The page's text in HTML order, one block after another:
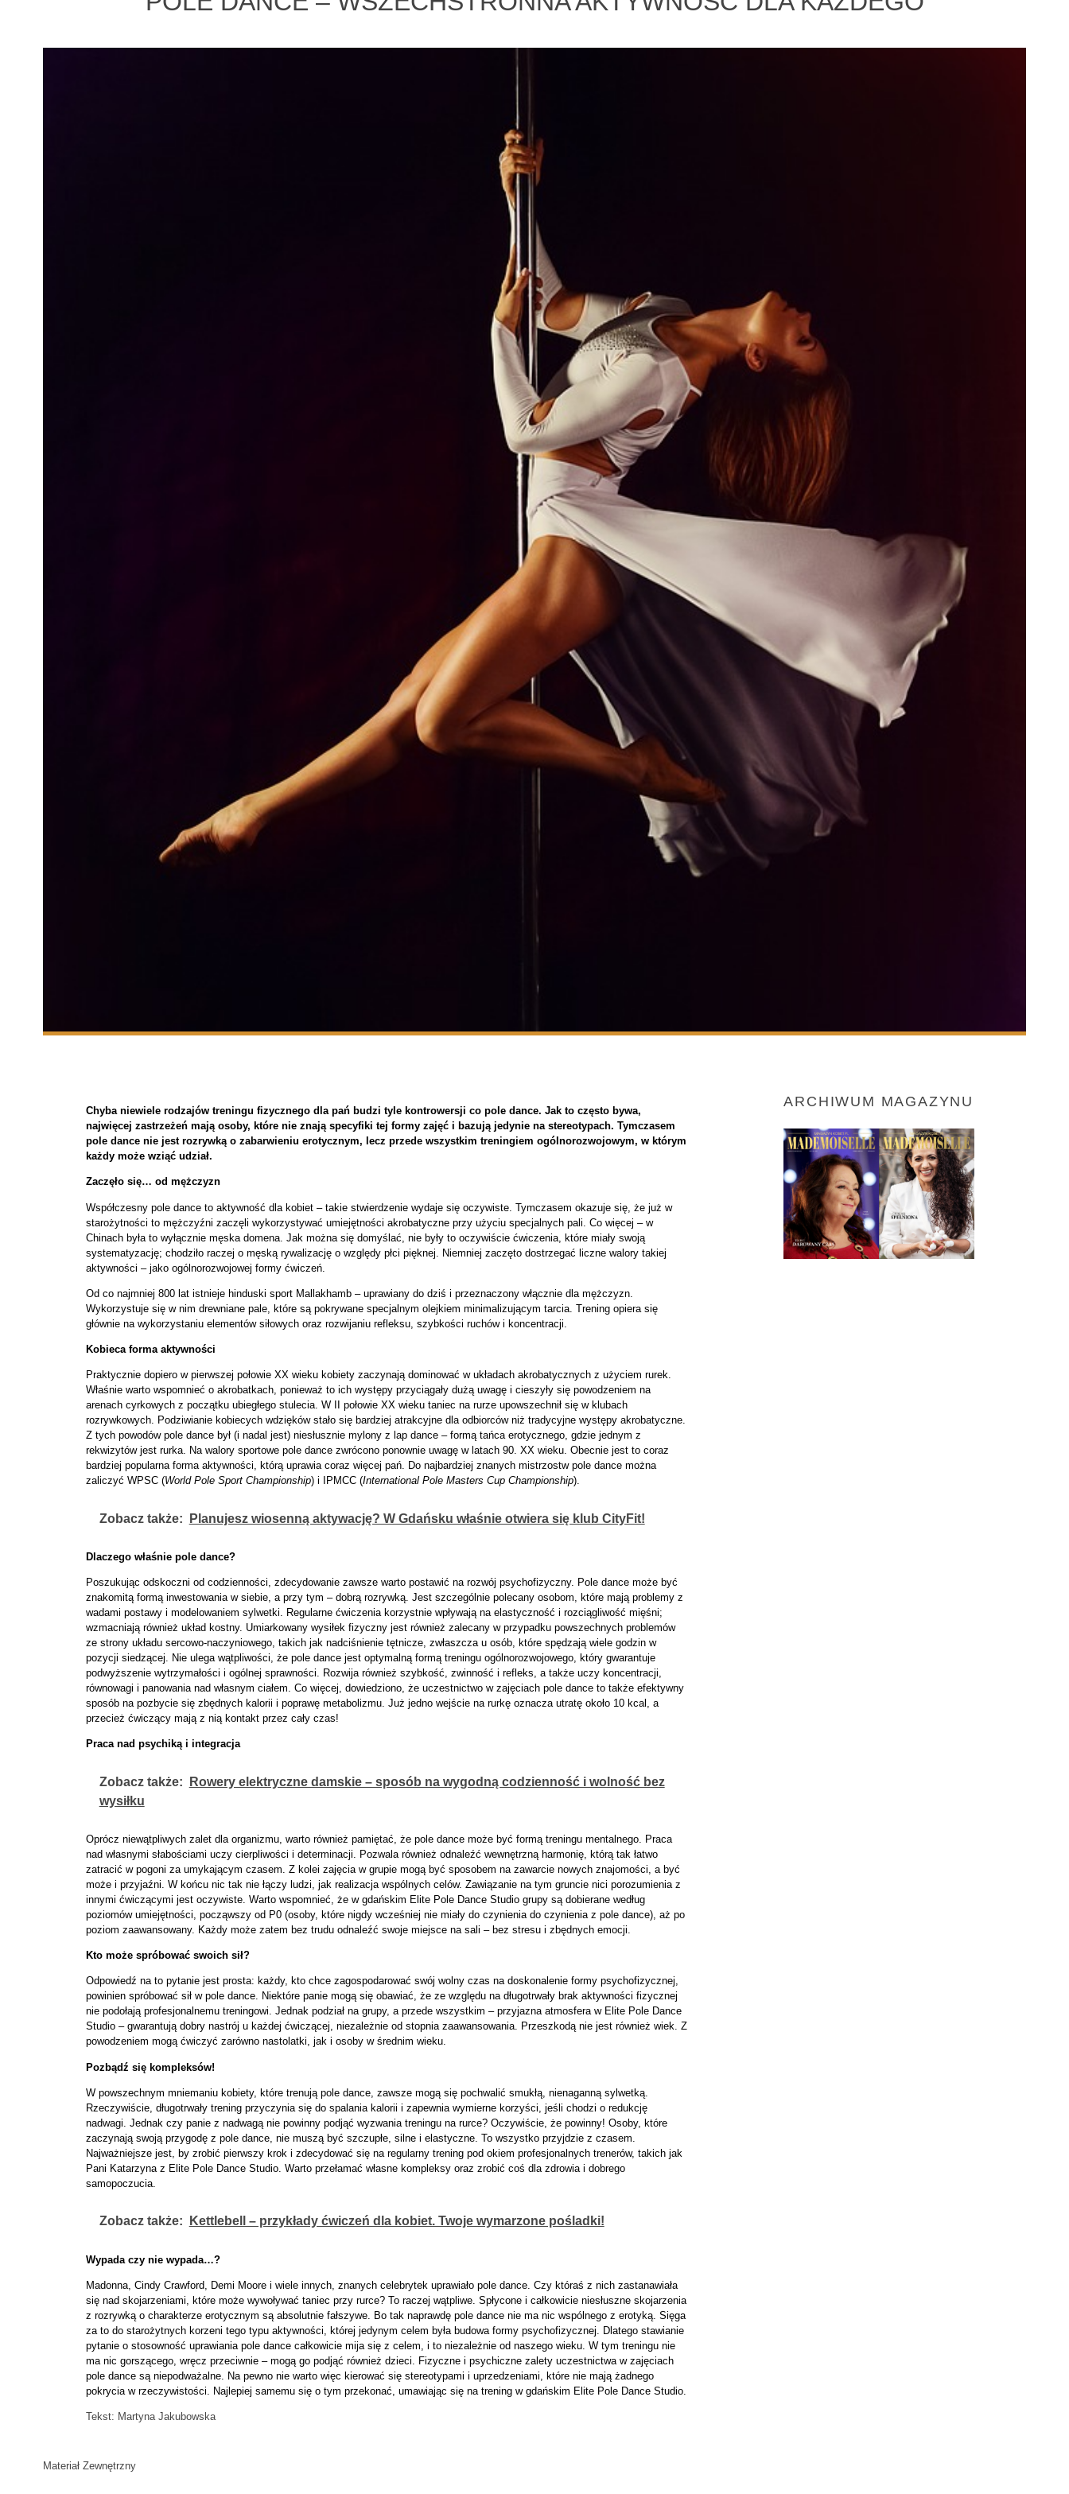
Chyba niewiele rodzajów treningu fizycznego dla pań budzi tyle kontrowersji co pole dance. Jak to często bywa,
najwięcej zastrzeżeń mają osoby, które nie znają specyfiki tej formy zajęć i bazują jedynie na stereotypach. Tymczasem
pole dance nie jest rozrywką o zabarwieniu erotycznym, lecz przede wszystkim treningiem ogólnorozwojowym, w którym
każdy może wziąć udział.
Zaczęło się… od mężczyzn
Współczesny pole dance to aktywność dla kobiet – takie stwierdzenie wydaje się oczywiste. Tymczasem okazuje się, że już w
starożytności to mężczyźni zaczęli wykorzystywać umiejętności akrobatyczne przy użyciu specjalnych pali. Co więcej – w
Chinach była to wyłącznie męska domena. Jak można się domyślać, nie były to oczywiście ćwiczenia, które miały swoją
systematyzację; chodziło raczej o męską rywalizację o względy płci pięknej. Niemniej zaczęto dostrzegać liczne walory takiej
aktywności – jako ogólnorozwojowej formy ćwiczeń.
Od co najmniej 800 lat istnieje hinduski sport Mallakhamb – uprawiany do dziś i przeznaczony włącznie dla mężczyzn.
Wykorzystuje się w nim drewniane pale, które są pokrywane specjalnym olejkiem minimalizującym tarcia. Trening opiera się
głównie na wykorzystaniu elementów siłowych oraz rozwijaniu refleksu, szybkości ruchów i koncentracji.
Kobieca forma aktywności
Praktycznie dopiero w pierwszej połowie XX wieku kobiety zaczynają dominować w układach akrobatycznych z użyciem rurek.
Właśnie warto wspomnieć o akrobatkach, ponieważ to ich występy przyciągały dużą uwagę i cieszyły się powodzeniem na
arenach cyrkowych z początku ubiegłego stulecia. W II połowie XX wieku taniec na rurze upowszechnił się w klubach
rozrywkowych. Podziwianie kobiecych wdzięków stało się bardziej atrakcyjne dla odbiorców niż tradycyjne występy akrobatyczne.
Z tych powodów pole dance był (i nadal jest) niesłusznie mylony z lap dance – formą tańca erotycznego, gdzie jednym z
rekwizytów jest rurka. Na walory sportowe pole dance zwrócono ponownie uwagę w latach 90. XX wieku. Obecnie jest to coraz
bardziej popularna forma aktywności, którą uprawia coraz więcej pań. Do najbardziej znanych mistrzostw pole dance można
zaliczyć WPSC (World Pole Sport Championship) i IPMCC (International Pole Masters Cup Championship).
Zobacz także: Planujesz wiosenną aktywację? W Gdańsku właśnie otwiera się klub CityFit!
Dlaczego właśnie pole dance?
Poszukując odskoczni od codzienności, zdecydowanie zawsze warto postawić na rozwój psychofizyczny. Pole dance może być
znakomitą formą inwestowania w siebie, a przy tym – dobrą rozrywką. Jest szczególnie polecany osobom, które mają problemy z
wadami postawy i modelowaniem sylwetki. Regularne ćwiczenia korzystnie wpływają na elastyczność i rozciągliwość mięśni;
wzmacniają również układ kostny. Umiarkowany wysiłek fizyczny jest również zalecany w przypadku powszechnych problemów
ze strony układu sercowo-naczyniowego, takich jak nadciśnienie tętnicze, zwłaszcza u osób, które spędzają wiele godzin w
pozycji siedzącej. Nie ulega wątpliwości, że pole dance jest optymalną formą treningu ogólnorozwojowego, który gwarantuje
podwyższenie wytrzymałości i ogólnej sprawności. Rozwija również szybkość, zwinność i refleks, a także uczy koncentracji,
równowagi i panowania nad własnym ciałem. Co więcej, dowiedziono, że uczestnictwo w zajęciach pole dance to także efektywny
sposób na pozbycie się zbędnych kalorii i poprawę metabolizmu. Już jedno wejście na rurkę oznacza utratę około 10 kcal, a
przecież ćwiczący mają z nią kontakt przez cały czas!
Praca nad psychiką i integracja
Zobacz także:
Rowery elektryczne damskie – sposób na wygodną codzienność i wolność bez
wysiłku
Oprócz niewątpliwych zalet dla organizmu, warto również pamiętać, że pole dance może być formą treningu mentalnego. Praca
nad własnymi słabościami uczy cierpliwości i determinacji. Pozwala również odnaleźć wewnętrzną harmonię, którą tak łatwo
zatracić w pogoni za umykającym czasem. Z kolei zajęcia w grupie mogą być sposobem na zawarcie nowych znajomości, a być
może i przyjaźni. W końcu nic tak nie łączy ludzi, jak realizacja wspólnych celów. Zawiązanie na tym gruncie nici porozumienia z
innymi ćwiczącymi jest oczywiste. Warto wspomnieć, że w gdańskim Elite Pole Dance Studio grupy są dobierane według
poziomów umiejętności, począwszy od P0 (osoby, które nigdy wcześniej nie miały do czynienia do czynienia z pole dance), aż po
poziom zaawansowany. Każdy może zatem bez trudu odnaleźć swoje miejsce na sali – bez stresu i zbędnych emocji.
Kto może spróbować swoich sił?
Odpowiedź na to pytanie jest prosta: każdy, kto chce zagospodarować swój wolny czas na doskonalenie formy psychofizycznej,
powinien spróbować sił w pole dance. Niektóre panie mogą się obawiać, że ze względu na długotrwały brak aktywności fizycznej
nie podołają profesjonalnemu treningowi. Jednak podział na grupy, a przede wszystkim – przyjazna atmosfera w Elite Pole Dance
Studio – gwarantują dobry nastrój u każdej ćwiczącej, niezależnie od stopnia zaawansowania. Przeszkodą nie jest również wiek. Z
powodzeniem mogą ćwiczyć zarówno nastolatki, jak i osoby w średnim wieku.
Pozbądź się kompleksów!
W powszechnym mniemaniu kobiety, które trenują pole dance, zawsze mogą się pochwalić smukłą, nienaganną sylwetką.
Rzeczywiście, długotrwały trening przyczynia się do spalania kalorii i zapewnia wymierne korzyści, jeśli chodzi o redukcję
nadwagi. Jednak czy panie z nadwagą nie powinny podjąć wyzwania treningu na rurce? Oczywiście, że powinny! Osoby, które
zaczynają swoją przygodę z pole dance, nie muszą być szczupłe, silne i elastyczne. To wszystko przyjdzie z czasem.
Najważniejsze jest, by zrobić pierwszy krok i zdecydować się na regularny trening pod okiem profesjonalnych trenerów, takich jak
Pani Katarzyna z Elite Pole Dance Studio. Warto przełamać własne kompleksy oraz zrobić coś dla zdrowia i dobrego
samopoczucia.
Zobacz także: Kettlebell – przykłady ćwiczeń dla kobiet. Twoje wymarzone pośladki!
Wypada czy nie wypada…?
Madonna, Cindy Crawford, Demi Moore i wiele innych, znanych celebrytek uprawiało pole dance. Czy któraś z nich zastanawiała
się nad skojarzeniami, które może wywoływać taniec przy rurce? To raczej wątpliwe. Spłycone i całkowicie niesłuszne skojarzenia
z rozrywką o charakterze erotycznym są absolutnie fałszywe. Bo tak naprawdę pole dance nie ma nic wspólnego z erotyką. Sięga
za to do starożytnych korzeni tego typu aktywności, której jedynym celem była budowa formy psychofizycznej. Dlatego stawianie
pytanie o stosowność uprawiania pole dance całkowicie mija się z celem, i to niezależnie od naszego wieku. W tym treningu nie
ma nic gorszącego, wręcz przeciwnie – mogą go podjąć również dzieci. Fizyczne i psychiczne zalety uczestnictwa w zajęciach
pole dance są niepodważalne. Na pewno nie warto więc kierować się stereotypami i uprzedzeniami, które nie mają żadnego
pokrycia w rzeczywistości. Najlepiej samemu się o tym przekonać, umawiając się na trening w gdańskim Elite Pole Dance Studio.
Tekst: Martyna Jakubowska
Materiał Zewnętrzny
ARCHIWUM MAGAZYNU